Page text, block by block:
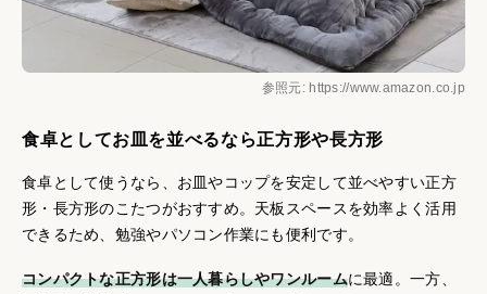
参照元: https://www.amazon.co.jp
食卓としてお皿を並べるなら正方形や長方形
食卓として使うなら、お皿やコップを安定して並べやすい正方
形・長方形のこたつがおすすめ。天板スペースを効率よく活用
できるため、勉強やパソコン作業にも便利です。
コンパクトな正方形は一人暮らしやワンルームに最適。一方、